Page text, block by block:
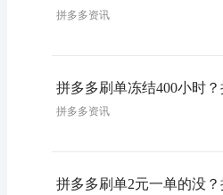
拼多多资讯
拼多多刷单冻结400小时
拼多多资讯
拼多多刷单2元一单的没